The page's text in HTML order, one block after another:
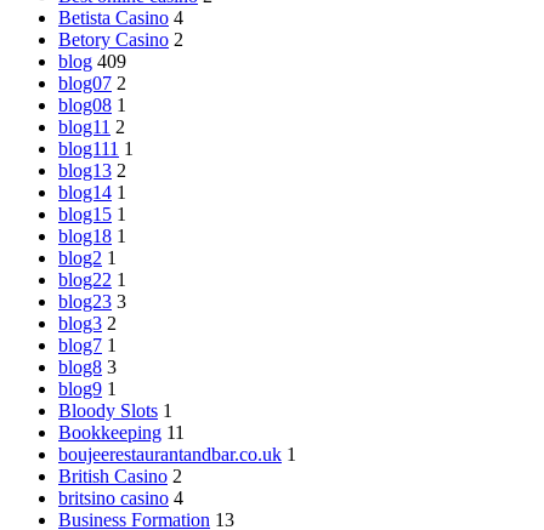
Betista Casino 4
Betory Casino 2
blog 409
blog07 2
blog08 1
blog11 2
blog111 1
blog13 2
blog14 1
blog15 1
blog18 1
blog2 1
blog22 1
blog23 3
blog3 2
blog7 1
blog8 3
blog9 1
Bloody Slots 1
Bookkeeping 11
boujeerestaurantandbar.co.uk 1
British Casino 2
britsino casino 4
Business Formation 13